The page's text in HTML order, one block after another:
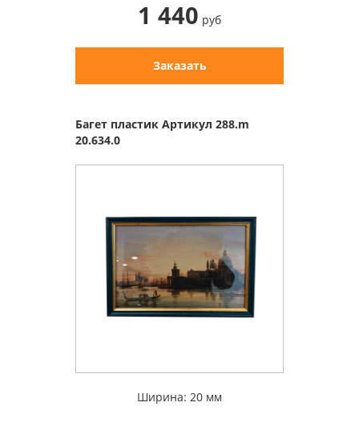
1 440 руб
Заказать
Багет пластик Артикул 288.m
20.634.0
Ширина: 20 мм